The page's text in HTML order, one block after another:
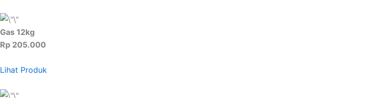
Gas 12kg
Rp 205.000
Lihat Produk